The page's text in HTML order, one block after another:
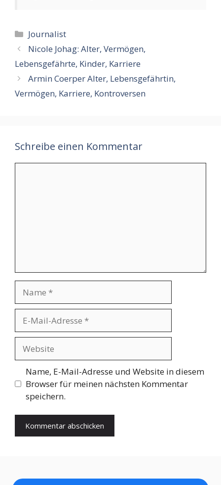
Kategorien
Journalist
Nicole Johag: Alter, Vermögen,
Lebensgefährte, Kinder, Karriere
Armin Coerper Alter, Lebensgefährtin,
Vermögen, Karriere, Kontroversen
Schreibe einen Kommentar
Mail-
Adresse
Name, E-Mail-Adresse und Website in diesem
Browser für meinen nächsten Kommentar
speichern.